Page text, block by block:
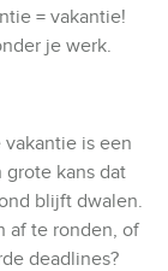
= vakantie!
je werk.
is een
grote kans dat
blijft dwalen.
af te ronden, of
deadlines?